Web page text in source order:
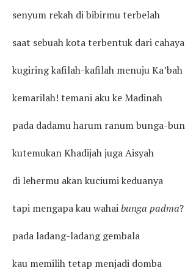
senyum rekah di bibirmu terbelah
saat sebuah kota terbentuk dari cahaya
kugiring kafilah-kafilah menuju Ka’bah
kemarilah! temani aku ke Madinah
pada dadamu harum ranum bunga-
kutemukan Khadijah juga Aisyah
di lehermu akan kuciumi keduanya
tapi mengapa kau wahaibunga padma?
pada ladang-ladang gembala
kau memilih tetap menjadi domba